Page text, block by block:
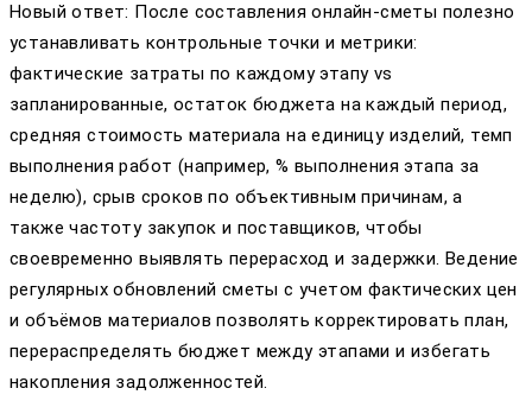
Новый ответ: После составления онлайн-сметы полезно
устанавливать контрольные точки и метрики:
фактические затраты по каждому этапу vs
запланированные, остаток бюджета на каждый период,
средняя стоимость материала на единицу изделий, темп
выполнения работ (например, % выполнения этапа за
неделю), срыв сроков по объективным причинам, а
также частоту закупок и поставщиков, чтобы
своевременно выявлять перерасход и задержки. Ведение
регулярных обновлений сметы с учетом фактических цен
и объёмов материалов позволять корректировать план,
перераспределять бюджет между этапами и избегать
накопления задолженностей.